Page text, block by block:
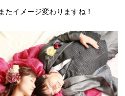
たイメージ変わりますね！